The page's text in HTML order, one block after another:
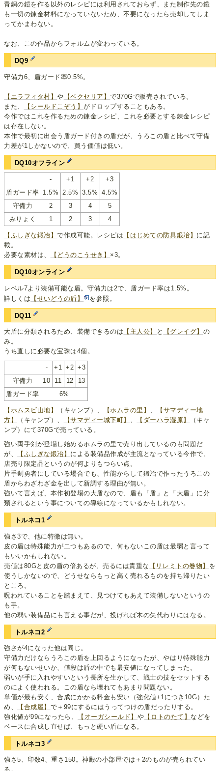
青銅の鎧を作る以外のレシピには利用されておらず、また制作先の鎧
も一切の錬金材料になっていないため、不要になったら売却してしま
ってかまわない。
なお、この作品からフォルムが変わっている。
DQ9
守備力6、盾ガード率0.5%。
【エラフィタ村】や 【ベクセリア】で370Gで販売されている。
また、
【シールドこぞう】がドロップすることもある。
今作ではこれを作るための錬金レシピ、これを必要とする錬金レシピ
は存在しない。
本作で最初に出会う盾ガード付きの盾だが、うろこの盾と比べて守備
力差が1しかないので、買う価値は低い。
DQ10オフライン
- +1 +2
+3
盾ガード率 1.5% 2.5% 3.5%
4.5%
守備力
2 3 4
5
みりょく
1 2 3 4
【ふしぎな鍛冶】で作成可能。レシピは 【はじめての防具鍛冶】 に記
載。
必要な素材は、
【どうのこうせき】 ×3。
DQ10オンライン
レベル7より装備可能な盾。守備力は2で、盾ガード率は1.5%。
詳しくは 【せいどうの盾】 を参照。
DQ11
大盾に分類されるため、装備できるのは 【主人公】 と 【グレイグ】 の
み。
うち直しに必要な宝珠は4個。
- +1 +2 +3
守備力
10 11 12
13
盾ガード率
6%
【ホムスビ山地】 （キャンプ）、 【ホムラの里】 、
【サマディー地
方】
（キャンプ）、 【サマディー城下町】 、 【ダーハラ湿原】
（キャ
ンプ）にて370Gで売っている。
強い両手剣が登場し始めるホムラの里で売り出しているのも問題だ
が、
【ふしぎな鍛冶】 による装備品作成が主流となっている今作で、
店売り限定品というのが何よりもつらい点。
片手剣勇者にしている場合でも、性能からして鍛冶で作ったうろこの
盾からわざわざ金を出して新調する理由が無い。
強いて言えば、本作初登場の大盾なので、盾も「盾」と「大盾」に分
類されるという事についての導線になっているかもしれない。
トルネコ1
強さ3で、他に特徴は無い。
皮の盾は特殊能力が二つもあるので、何もないこの盾は最弱と言って
もいいかもしれない。
売値は80Gと皮の盾の倍あるが、売るには貴重な
【リレミトの巻物】 を
使うしかないので、どうせならもっと高く売れるものを持ち帰りたい
ところ。
呪われていることを踏まえて、見つけてもあえて装備しないというの
も手。
他の弱い装備品にも言える事だが、投げれば木の矢代わりにはなる。
トルネコ2
強さが4になった他は同じ。
守備力だけならうろこの盾を上回るようになったが、やはり特殊能力
が何もないせいか、値段は盾の中でも最安値になってしまった。
弱いが手に入れやすいという長所を生かして、戦士の技をセットする
のによく使われる。この盾なら壊れてもあまり問題ない。
単価が最も安く、合成にかかる料金も安い（強化値+1につき10G）た
め、
【合成屋】 で＋99にするにはうってつけの盾だったりする。
強化値が99になったら、
【オーガシールド】 や 【ロトのたて】 などを
ベースに合成し直せば、もっと硬い盾になる。
トルネコ3
強さ5、印数4、重さ150。神殿の小部屋では＋2のものが売られてい
る。